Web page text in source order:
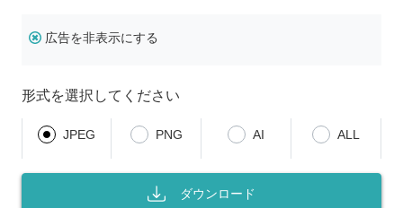
広告を非表示にする
形式を選択してください
JPEG PNG AI ALL
ダウンロード